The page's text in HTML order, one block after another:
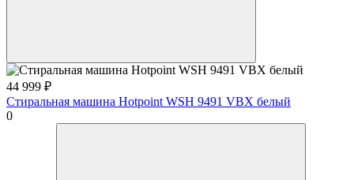
44 999 ₽
Стиральная машина Hotpoint WSH 9491 VBX белый
0